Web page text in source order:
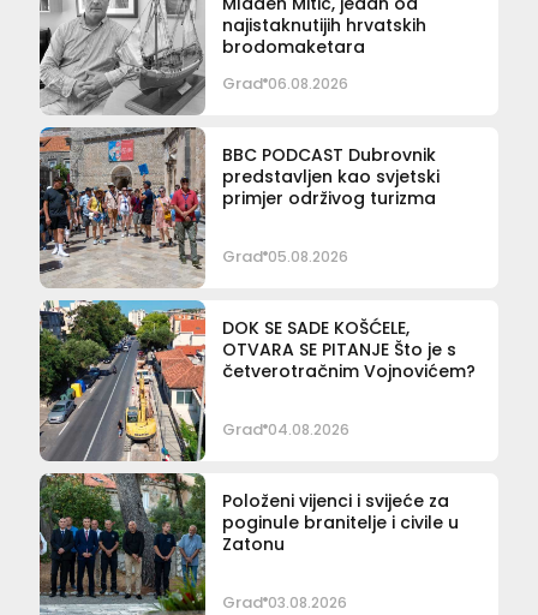
najistaknutijih hrvatskih
brodomaketara
Grad 06.08.2026
BBC PODCAST Dubrovnik
predstavljen kao svjetski
primjer održivog turizma
Grad 05.08.2026
DOK SE SADE KOŠĆELE,
OTVARA SE PITANJE Što je s
četverotračnim Vojnovićem?
Grad 04.08.2026
Položeni vijenci i svijeće za
poginule branitelje i civile u
Zatonu
Grad 03.08.2026